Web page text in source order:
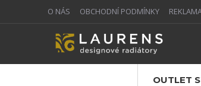
O NÁS OBCHODNÍ PODMÍNKY
OUTLET